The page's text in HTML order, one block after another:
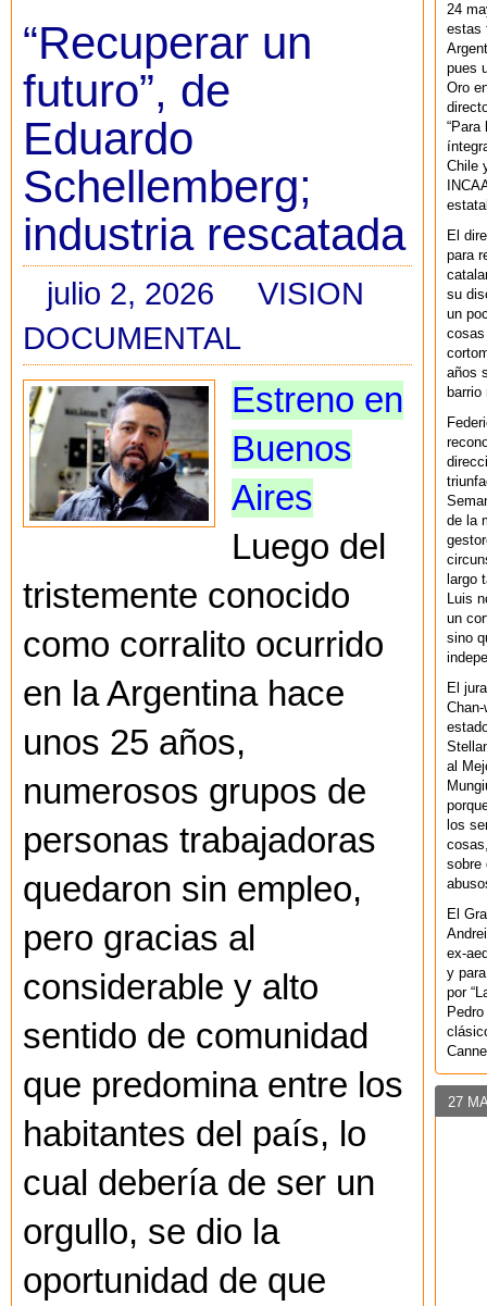
“Recuperar un
futuro”, de
Eduardo
Schellemberg;
industria rescatada
julio 2, 2026
VISION
DOCUMENTAL
Estreno en
Buenos
Aires
Luego del
tristemente conocido
como corralito ocurrido
en la Argentina hace
unos 25 años,
numerosos grupos de
personas trabajadoras
quedaron sin empleo,
pero gracias al
considerable y alto
sentido de comunidad
que predomina entre los
habitantes del país, lo
cual debería de ser un
orgullo, se dio la
oportunidad de que
24
estas
pues
Oro
“Para
Chile
El
para
su
un
cosas
años
de la
largo
Luis
un
sino
El
al
los
sobre
El
ex-
y
por
27